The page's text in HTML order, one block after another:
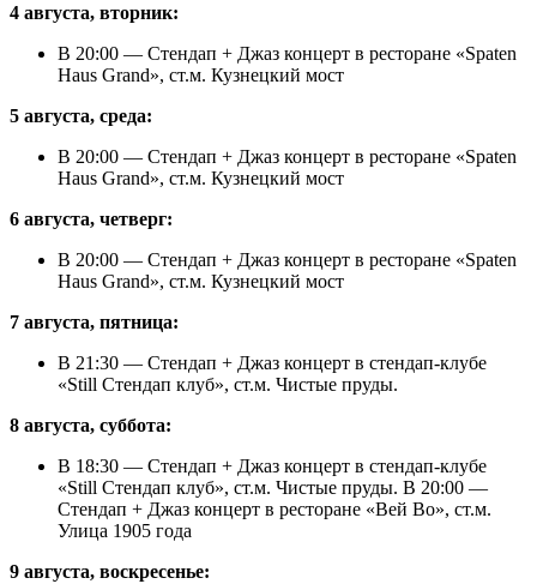
4 августа, вторник:
В 20:00 — Стендап + Джаз концерт в ресторане «Spaten
Haus Grand», ст.м. Кузнецкий мост
5 августа, среда:
В 20:00 — Стендап + Джаз концерт в ресторане «Spaten
Haus Grand», ст.м. Кузнецкий мост
6 августа, четверг:
В 20:00 — Стендап + Джаз концерт в ресторане «Spaten
Haus Grand», ст.м. Кузнецкий мост
7 августа, пятница:
В 21:30 — Стендап + Джаз концерт в стендап-клубе
«Still Стендап клуб», ст.м. Чистые пруды.
8 августа, суббота:
В 18:30 — Стендап + Джаз концерт в стендап-клубе
«Still Стендап клуб», ст.м. Чистые пруды. В 20:00 —
Стендап + Джаз концерт в ресторане «Вей Во», ст.м.
Улица 1905 года
9 августа, воскресенье: